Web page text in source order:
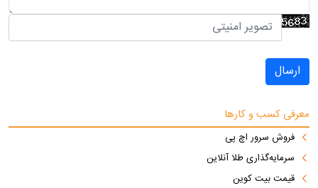
ارسال
معرفی کسب و کارها
فروش سرور اچ پی
سرمایه‌گذاری طلا آنلاین
قیمت بیت کوین